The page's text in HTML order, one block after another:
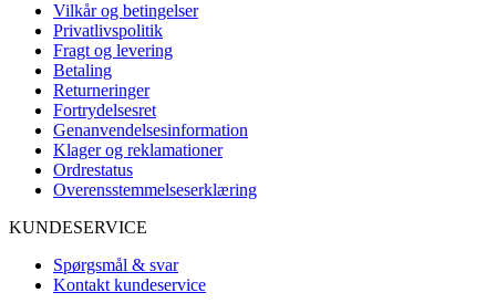
Vilkår og betingelser
Privatlivspolitik
Fragt og levering
Betaling
Returneringer
Fortrydelsesret
Genanvendelsesinformation
Klager og reklamationer
Ordrestatus
Overensstemmelseserklæring
KUNDESERVICE
Spørgsmål & svar
Kontakt kundeservice